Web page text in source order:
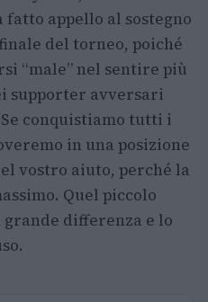
appello al sostegno
del torneo, poiché
“male” nel sentire più
supporter avversari
conquistiamo tutti i
in una posizione
vostro aiuto, perché la
Quel piccolo
differenza e lo